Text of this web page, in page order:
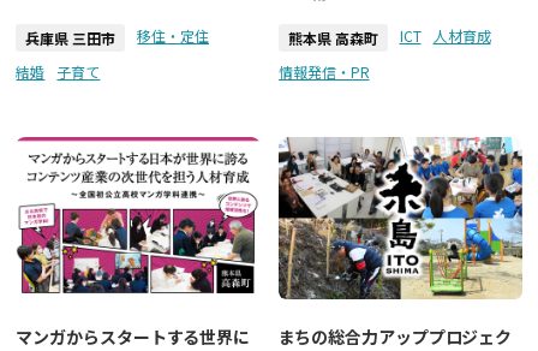
兵庫県 三田市
移住・定住
結婚
子育て
熊本県 高森町 ICT
人材育成
情報発信・PR
マンガからスタートする世界に
まちの総合力アッププロジェク